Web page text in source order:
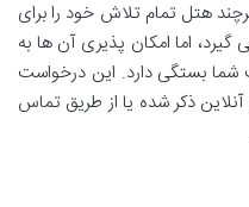
هتل تمام تلاش خود را برای
اما امکان پذیری آن ها به
بستگی دارد. این درخواست
ذکر شده یا از طریق تماس